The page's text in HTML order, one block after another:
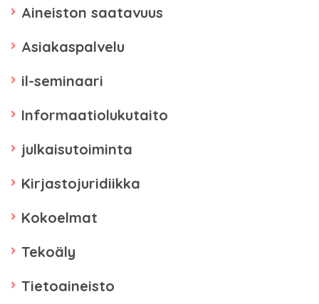
Aineiston saatavuus
Asiakaspalvelu
il-seminaari
Informaatiolukutaito
julkaisutoiminta
Kirjastojuridiikka
Kokoelmat
Tekoäly
Tietoaineisto